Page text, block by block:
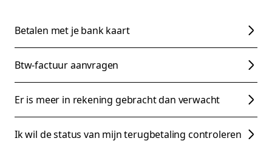
Betalen met je bank kaart
Btw-factuur aanvragen
Er is meer in rekening gebracht dan verwacht
Ik wil de status van mijn terugbetaling controleren